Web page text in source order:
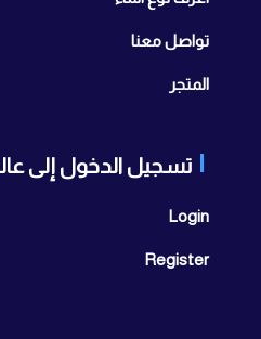
تواصل معنا
المتجر
تسجيل الدخول إلى
Login
Register